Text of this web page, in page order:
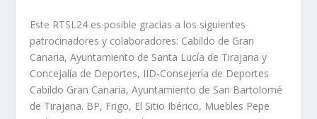
Este RTSL24 es posible gracias a los siguientes
patrocinadores y colaboradores: Cabildo de Gran
Canaria, Ayuntamiento de Santa Lucía de Tirajana y
Concejalía de Deportes, IID-Consejería de Deportes
Cabildo Gran Canaria, Ayuntamiento de San Bartolomé
de Tirajana. BP, Frigo, El Sitio Ibérico, Muebles Pepe